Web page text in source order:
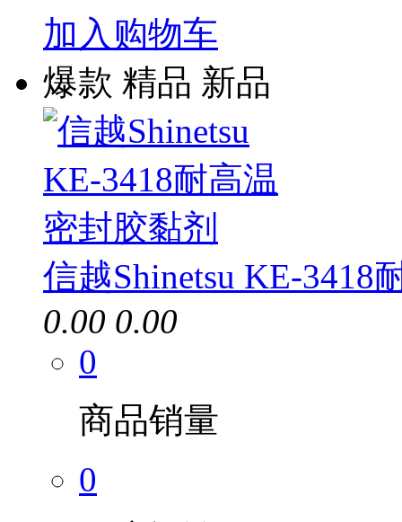
加入购物车
爆款 精品 新品
信越Shinetsu KE-3418
0.00 0.00
0
商品销量
0